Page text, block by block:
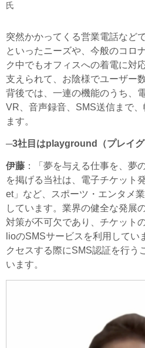
氏
突然かかってくる営業電話など
といったニーズや、今般のコロ
ク中でもオフィスへの着電に対
支えられて、お陰様でユーザー
背後では、一連の機能のうち、
VR、音声録音、SMS送信まで
ます。
─3社目はplayground（プレイグ
伊藤 ：「夢を与える仕事を、夢
を掲げる当社は、電子チケット
et」など、スポーツ・エンタメ
しています。業界の健全な発展
対策が不可欠であり、チケット
lioのSMSサービスを利用してい
クセスする際にSMS認証を行う
います。